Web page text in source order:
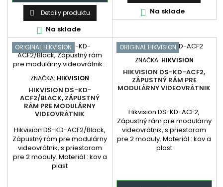
 Detaily produktu
 Na sklade
 Na sklade
ORIGINAL HIKVISION
ZNAČKA: HIKVISION
HIKVISION DS-KD-
ACF2/BLACK, ZÁPUSTNÝ
RÁM PRE MODULÁRNY
VIDEOVRÁTNIK
Hikvision DS-KD-ACF2/Black,
Zápustný rám pre modulárny
videovrátnik, s priestorom
pre 2 moduly. Materiál : kov a
plast
ORIGINAL HIKVISION
ZNAČKA: HIKVISION
HIKVISION DS-KD-ACF2,
ZÁPUSTNÝ RÁM PRE
MODULÁRNY VIDEOVRÁTNIK
Hikvision DS-KD-ACF2,
Zápustný rám pre modulárny
videovrátnik, s priestorom
pre 2 moduly. Materiál : kov a
plast